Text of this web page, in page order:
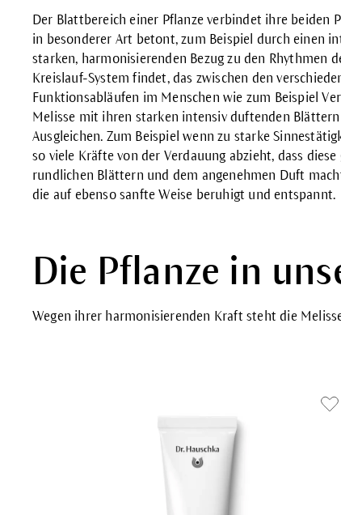
Der Blattbereich einer Pflanze verbindet ihre beiden
in besonderer Art betont, zum Beispiel durch einen
starken, harmonisierenden Bezug zu den Rhythmen
Kreislauf-System findet, das zwischen den
Funktionsabläufen im Menschen wie zum Beispiel
Melisse mit ihren starken intensiv duftenden
Ausgleichen. Zum Beispiel wenn zu starke
so viele Kräfte von der Verdauung abzieht, dass
rundlichen Blättern und dem angenehmen Duft
die auf ebenso sanfte Weise beruhigt und entspannt.
Die Pflanze in
Wegen ihrer harmonisierenden Kraft steht die